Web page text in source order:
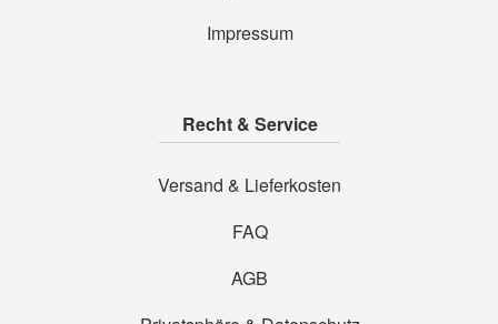
Impressum
Recht & Service
Versand & Lieferkosten
FAQ
AGB